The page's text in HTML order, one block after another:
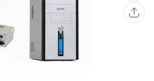
관
심